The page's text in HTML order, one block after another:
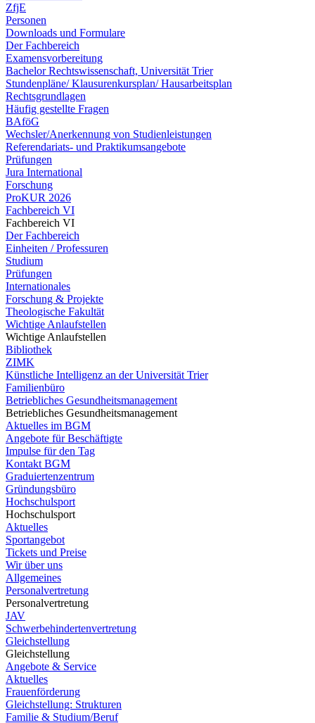
ZfjE
Personen
Downloads und Formulare
Der Fachbereich
Examensvorbereitung
Bachelor Rechtswissenschaft, Universität Trier
Stundenpläne/ Klausurenkursplan/ Hausarbeitsplan
Rechtsgrundlagen
Häufig gestellte Fragen
BAföG
Wechsler/Anerkennung von Studienleistungen
Referendariats- und Praktikumsangebote
Prüfungen
Jura International
Forschung
ProKUR 2026
Fachbereich VI
Fachbereich VI
Der Fachbereich
Einheiten / Professuren
Studium
Prüfungen
Internationales
Forschung & Projekte
Theologische Fakultät
Wichtige Anlaufstellen
Wichtige Anlaufstellen
Bibliothek
ZIMK
Künstliche Intelligenz an der Universität Trier
Familienbüro
Betriebliches Gesundheitsmanagement
Betriebliches Gesundheitsmanagement
Aktuelles im BGM
Angebote für Beschäftigte
Impulse für den Tag
Kontakt BGM
Graduiertenzentrum
Gründungsbüro
Hochschulsport
Hochschulsport
Aktuelles
Sportangebot
Tickets und Preise
Wir über uns
Allgemeines
Personalvertretung
Personalvertretung
JAV
Schwerbehindertenvertretung
Gleichstellung
Gleichstellung
Angebote & Service
Aktuelles
Frauenförderung
Gleichstellung: Strukturen
Familie & Studium/Beruf